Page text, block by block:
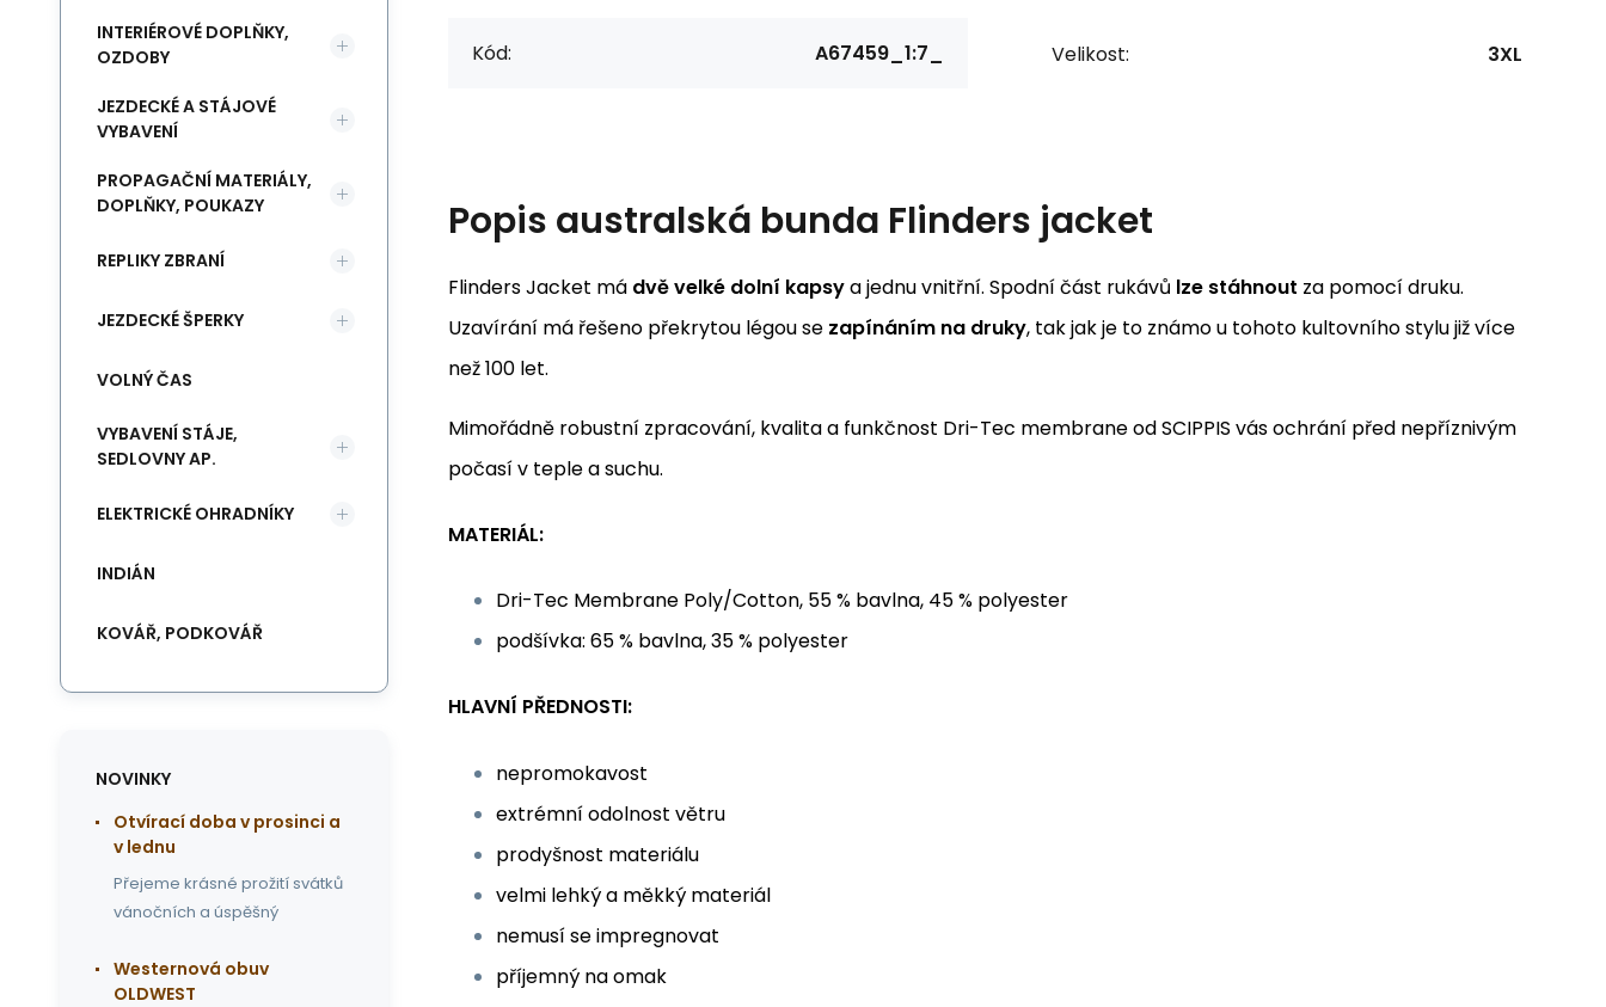
Kód: A67459_1:7_ Velikost: 3XL
Popis australská bunda Flinders jacket
Flinders Jacket má dvě velké dolní kapsya jednu vnitřní. Spodní část rukávů lze stáhnout za pomocí druku.
Uzavírání má řešeno překrytou légou se zapínáním na druky, tak jak je to známo u tohoto kultovního stylu již více
než 100 let.
Mimořádně robustní zpracování, kvalita a funkčnost Dri-Tec membrane od SCIPPIS vás ochrání před nepříznivým
počasí v teple a suchu.
MATERIÁL:
Dri-Tec Membrane Poly/Cotton, 55 % bavlna, 45 % polyester
podšívka: 65 % bavlna, 35 % polyester
HLAVNÍ PŘEDNOSTI:
nepromokavost
extrémní odolnost větru
prodyšnost materiálu
velmi lehký a měkký materiál
nemusí se impregnovat
příjemný na omak
INTERIÉROVÉ DOPLŇKY,
OZDOBY
JEZDECKÉ A STÁJOVÉ
VYBAVENÍ
PROPAGAČNÍ MATERIÁLY,
DOPLŇKY, POUKAZY
REPLIKY ZBRANÍ
JEZDECKÉ ŠPERKY
VOLNÝ ČAS
VYBAVENÍ STÁJE,
SEDLOVNY AP.
ELEKTRICKÉ OHRADNÍKY
INDIÁN
KOVÁŘ, PODKOVÁŘ
NOVINKY
Otvírací doba v prosinci a
v lednu
Přejeme krásné prožití svátků
vánočních a úspěšný
Westernová obuv
OLDWEST